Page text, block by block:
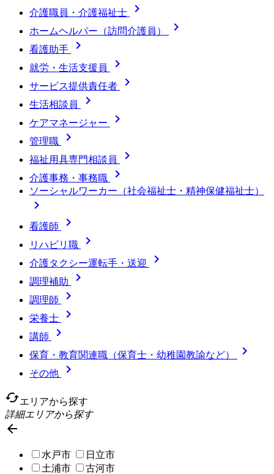
介護職員・介護福祉士 
ホームヘルパー（訪問介護員） 
看護助手 
就労・生活支援員 
サービス提供責任者 
生活相談員 
ケアマネージャー 
管理職 
福祉用具専門相談員 
介護事務・事務職 
ソーシャルワーカー（社会福祉士・精神保健福祉士）

看護師 
リハビリ職 
介護タクシー運転手・送迎 
調理補助 
調理師 
栄養士 
講師 
保育・教育関連職（保育士・幼稚園教諭など） 
その他

cachedエリアから探す
詳細エリアから探す

水戸市
日立市
土浦市
古河市